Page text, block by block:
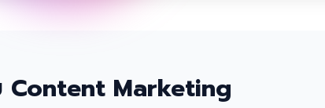
Content Marketing